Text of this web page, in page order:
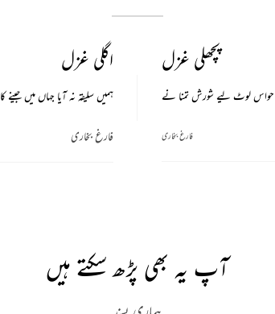
اگلی غزل
ہمیں سلیقہ نہ آیا جہاں میں جینے کا
فارغ بخاری
پچھلی غزل
حواس لوٹ لیے شورش تمنا نے
فارغ بخاری
آپ یہ بھی پڑھ سکتے ہیں